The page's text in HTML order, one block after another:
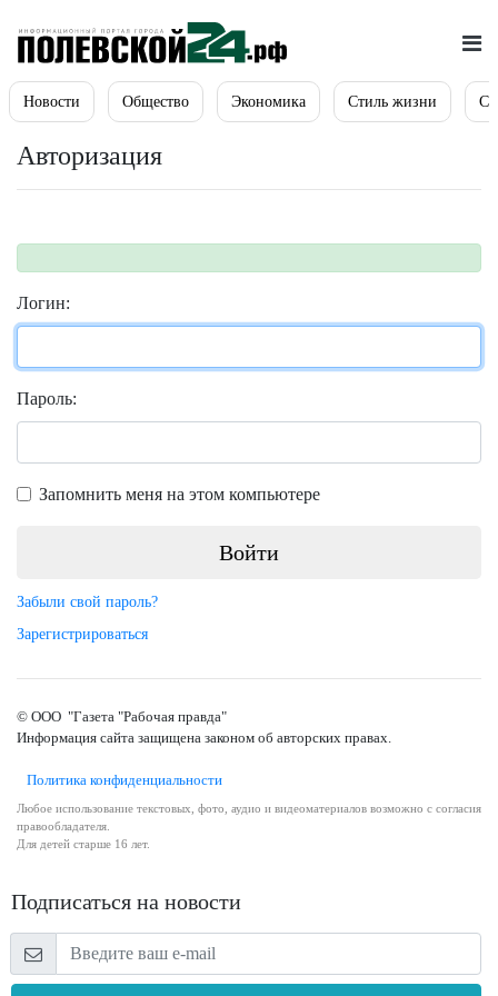
Новости Общество Экономика Стиль жизни
Авторизация
Логин:
Пароль:
Запомнить меня на этом компьютере
Забыли свой пароль?
Зарегистрироваться
© ООО "Газета "Рабочая правда"
Информация сайта защищена законом об авторских правах.
Политика конфиденциальности
Любое использование текстовых, фото, аудио и видеоматериалов возможно с согласия
правообладателя.
Для детей старше 16 лет.
Подписаться на новости